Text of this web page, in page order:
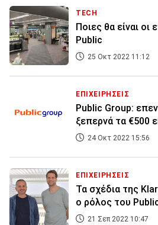
TECH
Ποιες θα είναι οι
Public
25 Οκτ 2022 11:12
ΕΠΙΧΕΙΡΗΣΕΙΣ
Public Group:
ξεπερνά τα €500
24 Οκτ 2022 15:56
ΕΠΙΧΕΙΡΗΣΕΙΣ
Τα σχέδια της
ο ρόλος του
21 Σεπ 2022 10:47